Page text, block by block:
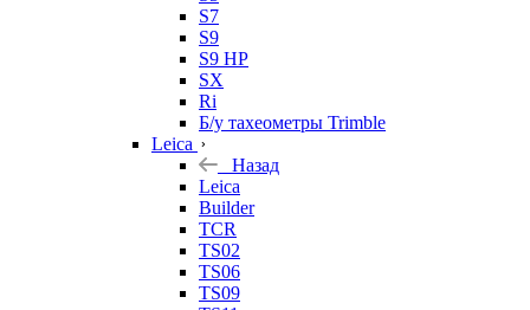
S7
S9
S9 HP
SX
Ri
Б/у тахеометры Trimble
Leica
Назад
Leica
Builder
TCR
TS02
TS06
TS09